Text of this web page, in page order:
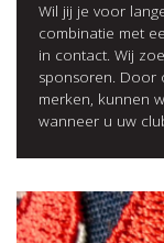
Wil jij je voor
combinatie met
in contact. Wij
sponsoren. Door
merken, kunnen
wanneer u uw